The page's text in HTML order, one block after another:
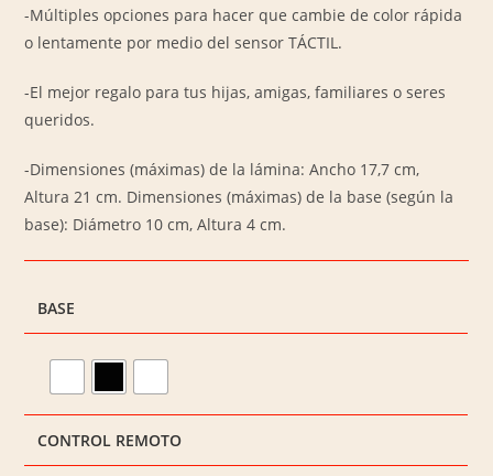
-Múltiples opciones para hacer que cambie de color rápida
o lentamente por medio del sensor TÁCTIL.
-El mejor regalo para tus hijas, amigas, familiares o seres
queridos.
-Dimensiones (máximas) de la lámina: Ancho 17,7 cm,
Altura 21 cm. Dimensiones (máximas) de la base (según la
base): Diámetro 10 cm, Altura 4 cm.
BASE
CONTROL REMOTO